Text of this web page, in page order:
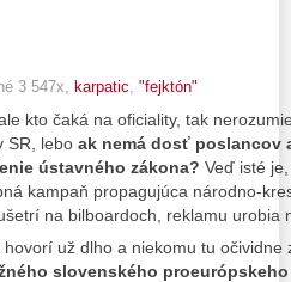
3 547x, karpatic "fejktón"
kto čaká na oficiality, tak
SR, lebo ak nemá dosť poslancov
ústavného zákona? Veď isté
kampaň propagujúca národno-
na bilboardoch, reklamu
už dlho a niekomu tu
slovenského